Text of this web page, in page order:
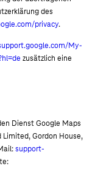
des
privacy.
My-
zusätzlich eine
Dienst Google Maps
Gordon House,
support-